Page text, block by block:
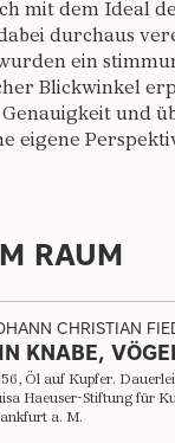
mit dem Ideal
durchaus
ein
Blickwinkel
und
eigene
RAUM
CHRISTIAN
KNABE,
Öl auf Kupfer.
Haeuser-Stiftung für
a. M.